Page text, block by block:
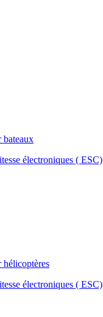
bateaux
électroniques ( ESC)
hélicoptères
électroniques ( ESC)